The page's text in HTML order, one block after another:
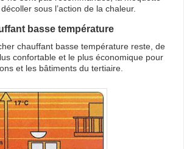
sous l’action de la chaleur.
basse température
chauffant basse température reste, de
confortable et le plus économique pour
et les bâtiments du tertiaire.